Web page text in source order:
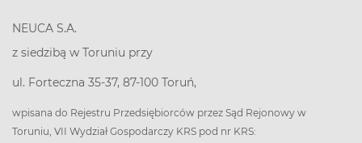
NEUCA S.A.
z siedzibą w Toruniu przy
ul. Forteczna 35-37, 87-100 Toruń,
wpisana do Rejestru Przedsiębiorców przez Sąd Rejonowy w
Toruniu, VII Wydział Gospodarczy KRS pod nr KRS: